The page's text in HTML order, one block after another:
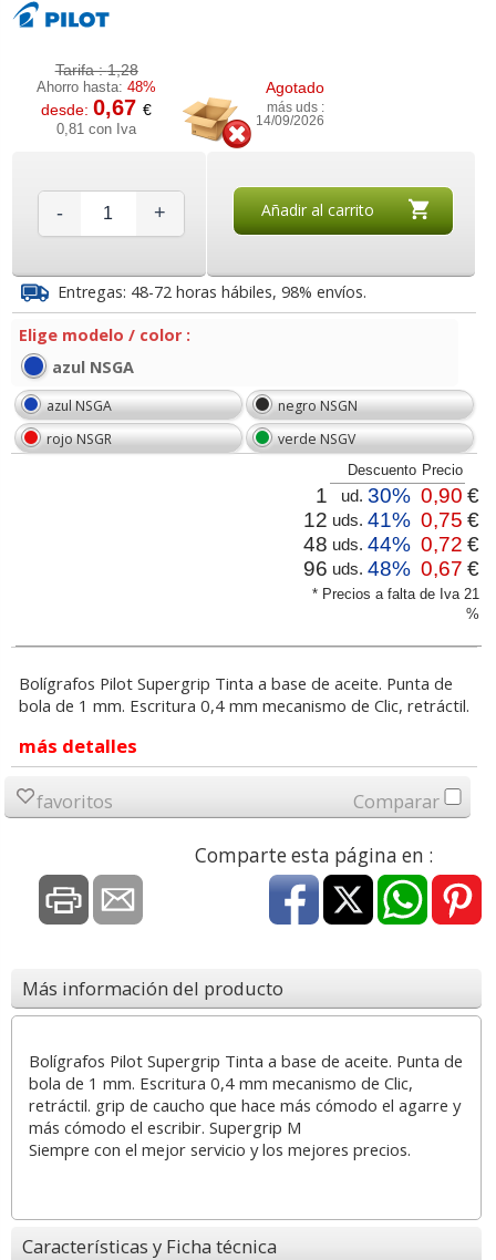
Tarifa :1,28
Ahorro hasta:48%
desde:0,67€
0,81 con Iva
Agotado
más uds :
14/09/2026
- + Añadir al carrito
Entregas: 48-72 horas hábiles, 98% envíos.
Elige modelo / color :
azul NSGA
azul NSGA
negro NSGN
rojo NSGR
verde NSGV
* Precios a falta de Iva 21
%
Descuento Precio
1 ud. 30% 0,90 €
12 uds. 41% 0,75 €
48 uds. 44% 0,72 €
96 uds. 48% 0,67 €
Bolígrafos Pilot Supergrip Tinta a base de aceite. Punta de
bola de 1 mm. Escritura 0,4 mm mecanismo de Clic, retráctil.
más detalles
favoritos Comparar
Comparte esta página en :
Más información del producto
Bolígrafos Pilot Supergrip Tinta a base de aceite. Punta de
bola de 1 mm. Escritura 0,4 mm mecanismo de Clic,
retráctil. grip de caucho que hace más cómodo el agarre y
más cómodo el escribir. Supergrip M
Siempre con el mejor servicio y los mejores precios.
Características y Ficha técnica